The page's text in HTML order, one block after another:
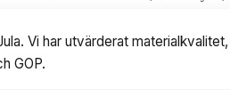
Vi har utvärderat
GOP.